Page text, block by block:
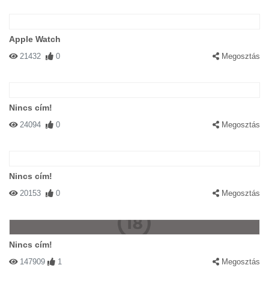
Apple Watch
21432 0 Megosztás
Nincs cím!
24094 0 Megosztás
Nincs cím!
20153 0 Megosztás
Nincs cím!
147909 1 Megosztás